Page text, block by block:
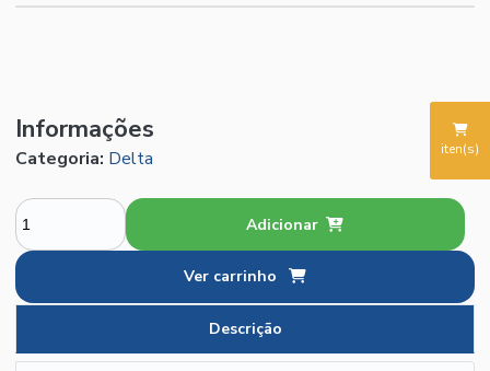
iten(s)
Informações
Categoria: Delta
Adicionar
Ver carrinho
Descrição